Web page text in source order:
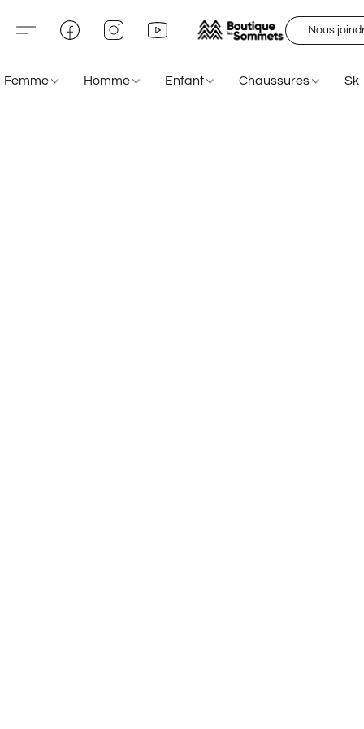
Nous
Femme Homme Enfant Chaussures